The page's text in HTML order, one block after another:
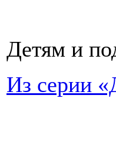
Детям и
Из серии